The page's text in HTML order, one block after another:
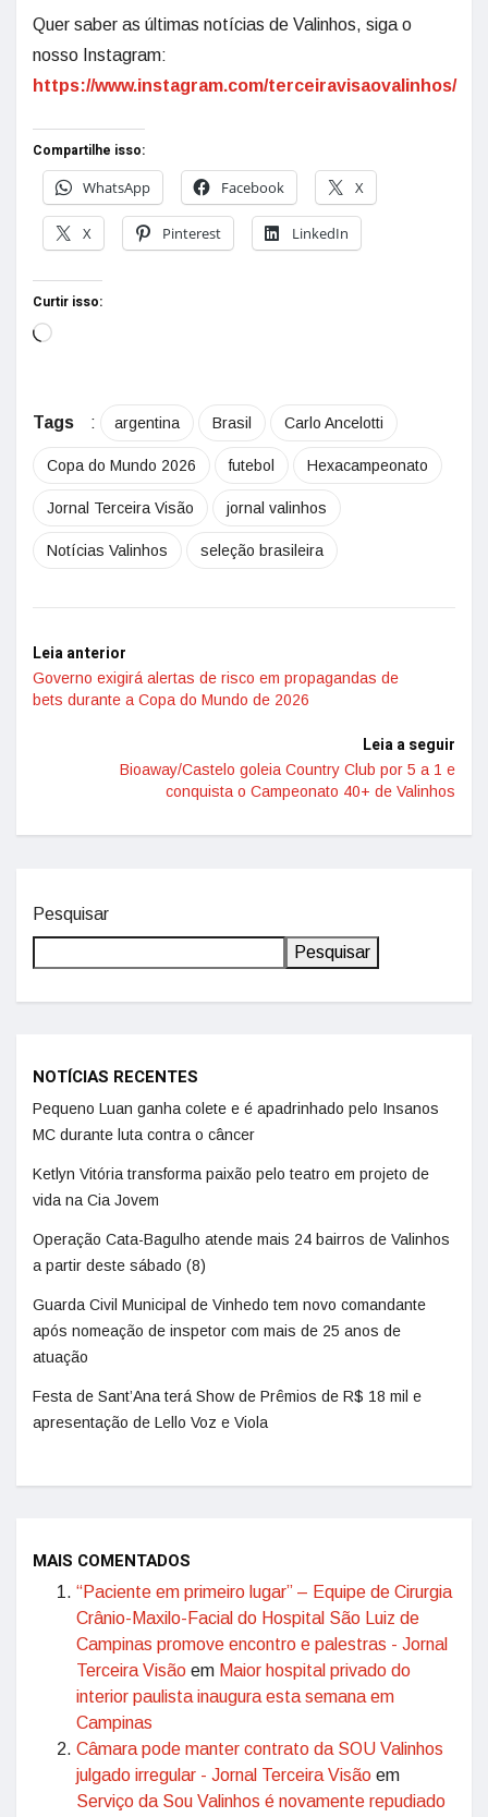
Quer saber as últimas notícias de Valinhos, siga o
nosso Instagram:
https://www.instagram.com/terceiravisaovalinhos/
Compartilhe isso:
WhatsApp
Facebook X
X Pinterest LinkedIn
Curtir isso:
Tags : argentina Brasil Carlo Ancelotti
Copa do Mundo 2026 futebol Hexacampeonato
Jornal Terceira Visão jornal valinhos
Notícias Valinhos seleção brasileira
Leia anterior
Governo exigirá alertas de risco em propagandas de
bets durante a Copa do Mundo de 2026
Leia a seguir
Bioaway/Castelo goleia Country Club por 5 a 1 e
conquista o Campeonato 40+ de Valinhos
Pesquisar
Pesquisar
NOTÍCIAS RECENTES
Pequeno Luan ganha colete e é apadrinhado pelo Insanos
MC durante luta contra o câncer
Ketlyn Vitória transforma paixão pelo teatro em projeto de
vida na Cia Jovem
Operação Cata-Bagulho atende mais 24 bairros de Valinhos
a partir deste sábado (8)
Guarda Civil Municipal de Vinhedo tem novo comandante
após nomeação de inspetor com mais de 25 anos de
atuação
Festa de Sant’Ana terá Show de Prêmios de R$ 18 mil e
apresentação de Lello Voz e Viola
MAIS COMENTADOS
“Paciente em primeiro lugar” – Equipe de Cirurgia
Crânio-Maxilo-Facial do Hospital São Luiz de
Campinas promove encontro e palestras - Jornal
Terceira Visão em Maior hospital privado do
interior paulista inaugura esta semana em
Campinas
Câmara pode manter contrato da SOU Valinhos
julgado irregular - Jornal Terceira Visão em
Serviço da Sou Valinhos é novamente repudiado